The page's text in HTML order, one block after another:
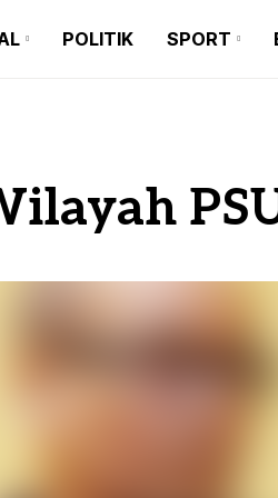
JAKARTA
POLITIK SPORT
SELATAN
JAWA TIMUR
JAWA BARAT
JAWA TENGAH